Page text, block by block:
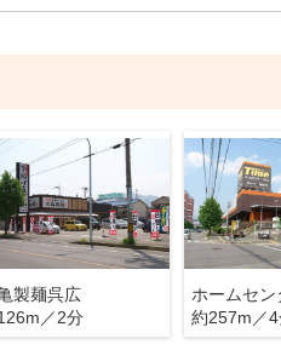
製麺呉広
／2分
約257m／